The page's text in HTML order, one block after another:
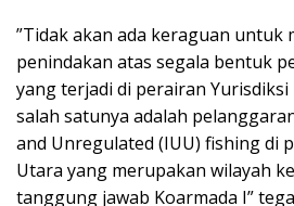
”Tidak akan ada keraguan untuk
penindakan atas segala bentuk
yang terjadi di perairan
salah satunya adalah
and Unregulated (IUU) fishing di
Utara yang merupakan wilayah
tanggung jawab Koarmada I”